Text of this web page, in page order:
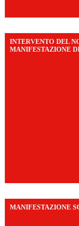
INTERVENTO DEL
MANIFESTAZIONE
MANIFESTAZIONE